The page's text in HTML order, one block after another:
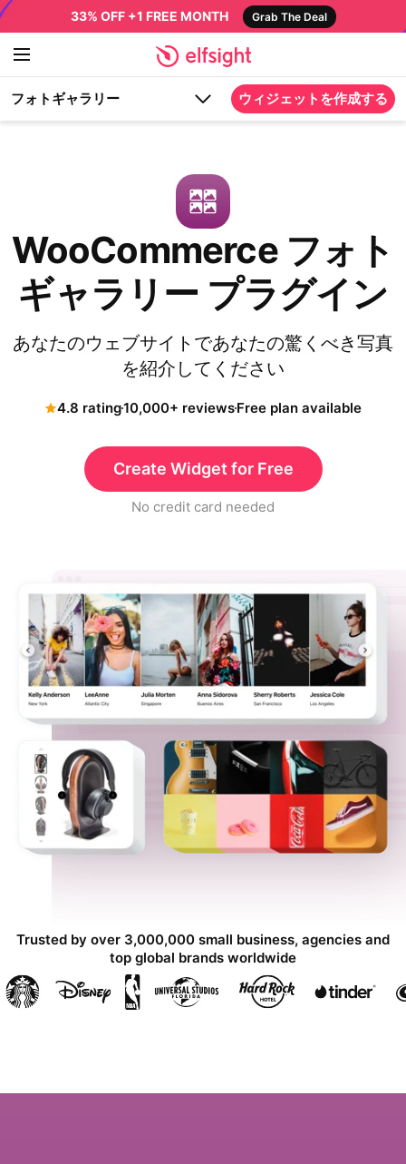
33% OFF +1 FREE MONTH Grab The Deal
フォトギャラリー ウィジェットを作成する
WooCommerce フォト
ギャラリー プラグイン
あなたのウェブサイトであなたの驚くべき写真
を紹介してください
4.8 rating10,000+ reviewsFree plan available
Create Widget for Free
No credit card needed
Trusted by over 3,000,000 small business, agencies and
top global brands worldwide